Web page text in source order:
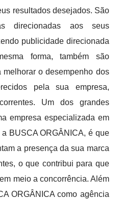
resultados desejados. São
direcionadas aos seus
publicidade direcionada
forma, também são
o desempenho dos
pela sua empresa,
Um dos grandes
empresa especializada em
BUSCA ORGÂNICA, é que
a presença da sua marca
o que contribui para que
meio a concorrência. Além
ORGÂNICA como agência